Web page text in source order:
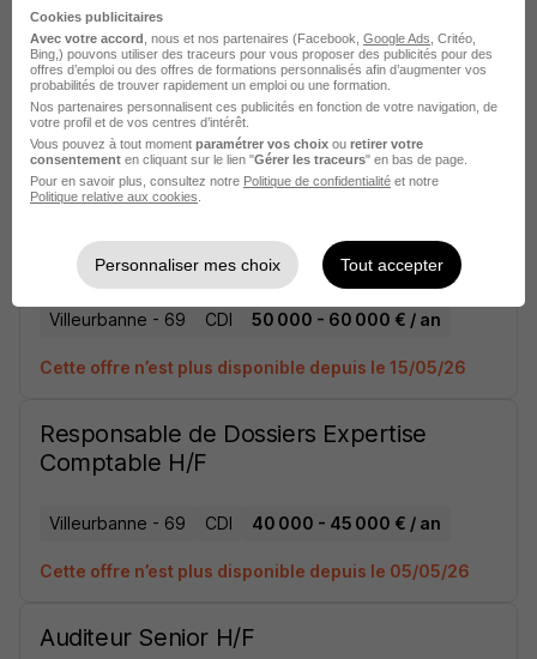
Chef de Mission Expertise Comptable
H/F
Villeurbanne - 69 CDI 40 000 - 45 000 € / an
Cette offre n’est plus disponible depuis le 27/05/26
un CAP H/F
Villeurbanne - 69 CDI 50 000 - 60 000 € / an
Cette offre n’est plus disponible depuis le 15/05/26
Responsable de Dossiers Expertise
Comptable H/F
Villeurbanne - 69 CDI 40 000 - 45 000 € / an
Cette offre n’est plus disponible depuis le 05/05/26
Auditeur Senior H/F
Cookies publicitaires
Avec votre accord , nous et nos partenaires (Facebook, Google Ads , Critéo,
Bing,) pouvons utiliser des traceurs pour vous proposer des publicités pour des
offres d’emploi ou des offres de formations personnalisés afin d’augmenter vos
probabilités de trouver rapidement un emploi ou une formation.
Nos partenaires personnalisent ces publicités en fonction de votre navigation, de
votre profil et de vos centres d’intérêt.
Vous pouvez à tout moment paramétrer vos choix ou retirer votre
consentement en cliquant sur le lien "Gérer les traceurs" en bas de page.
Pour en savoir plus, consultez notre Politique de confidentialité et notre
Politique relative aux cookies
Personnaliser mes choix Tout accepter